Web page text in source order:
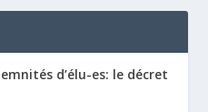
d’élu-es: le décret